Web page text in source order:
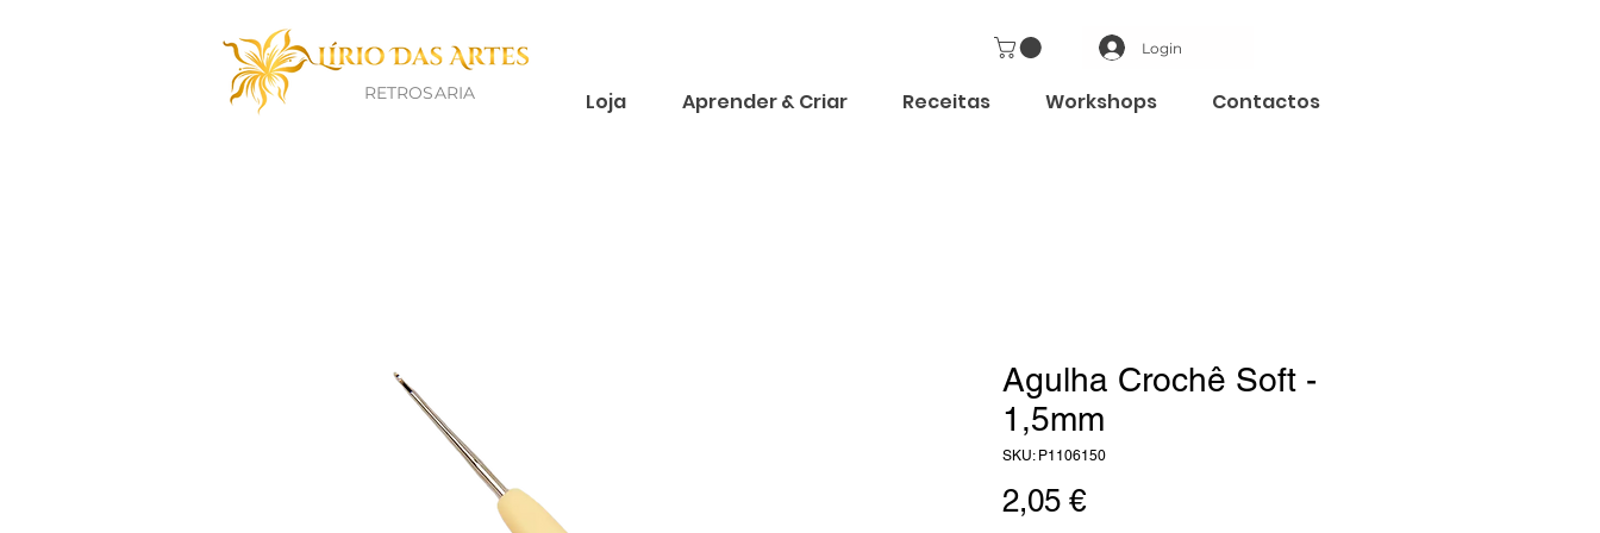
RETROSARIA
Login
Loja Aprender & Criar Receitas Workshops Contactos
Agulha Crochê Soft -
1,5mm
SKU: P1106150
2,05 €Preço